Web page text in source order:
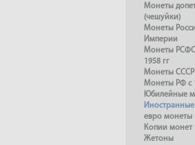
Монеты
(чешуйки)
Монеты
Империи
Монеты
1958 гг
Монеты СССР
Монеты РФ с
Юбилейные
евро монеты
Копии монет
Жетоны